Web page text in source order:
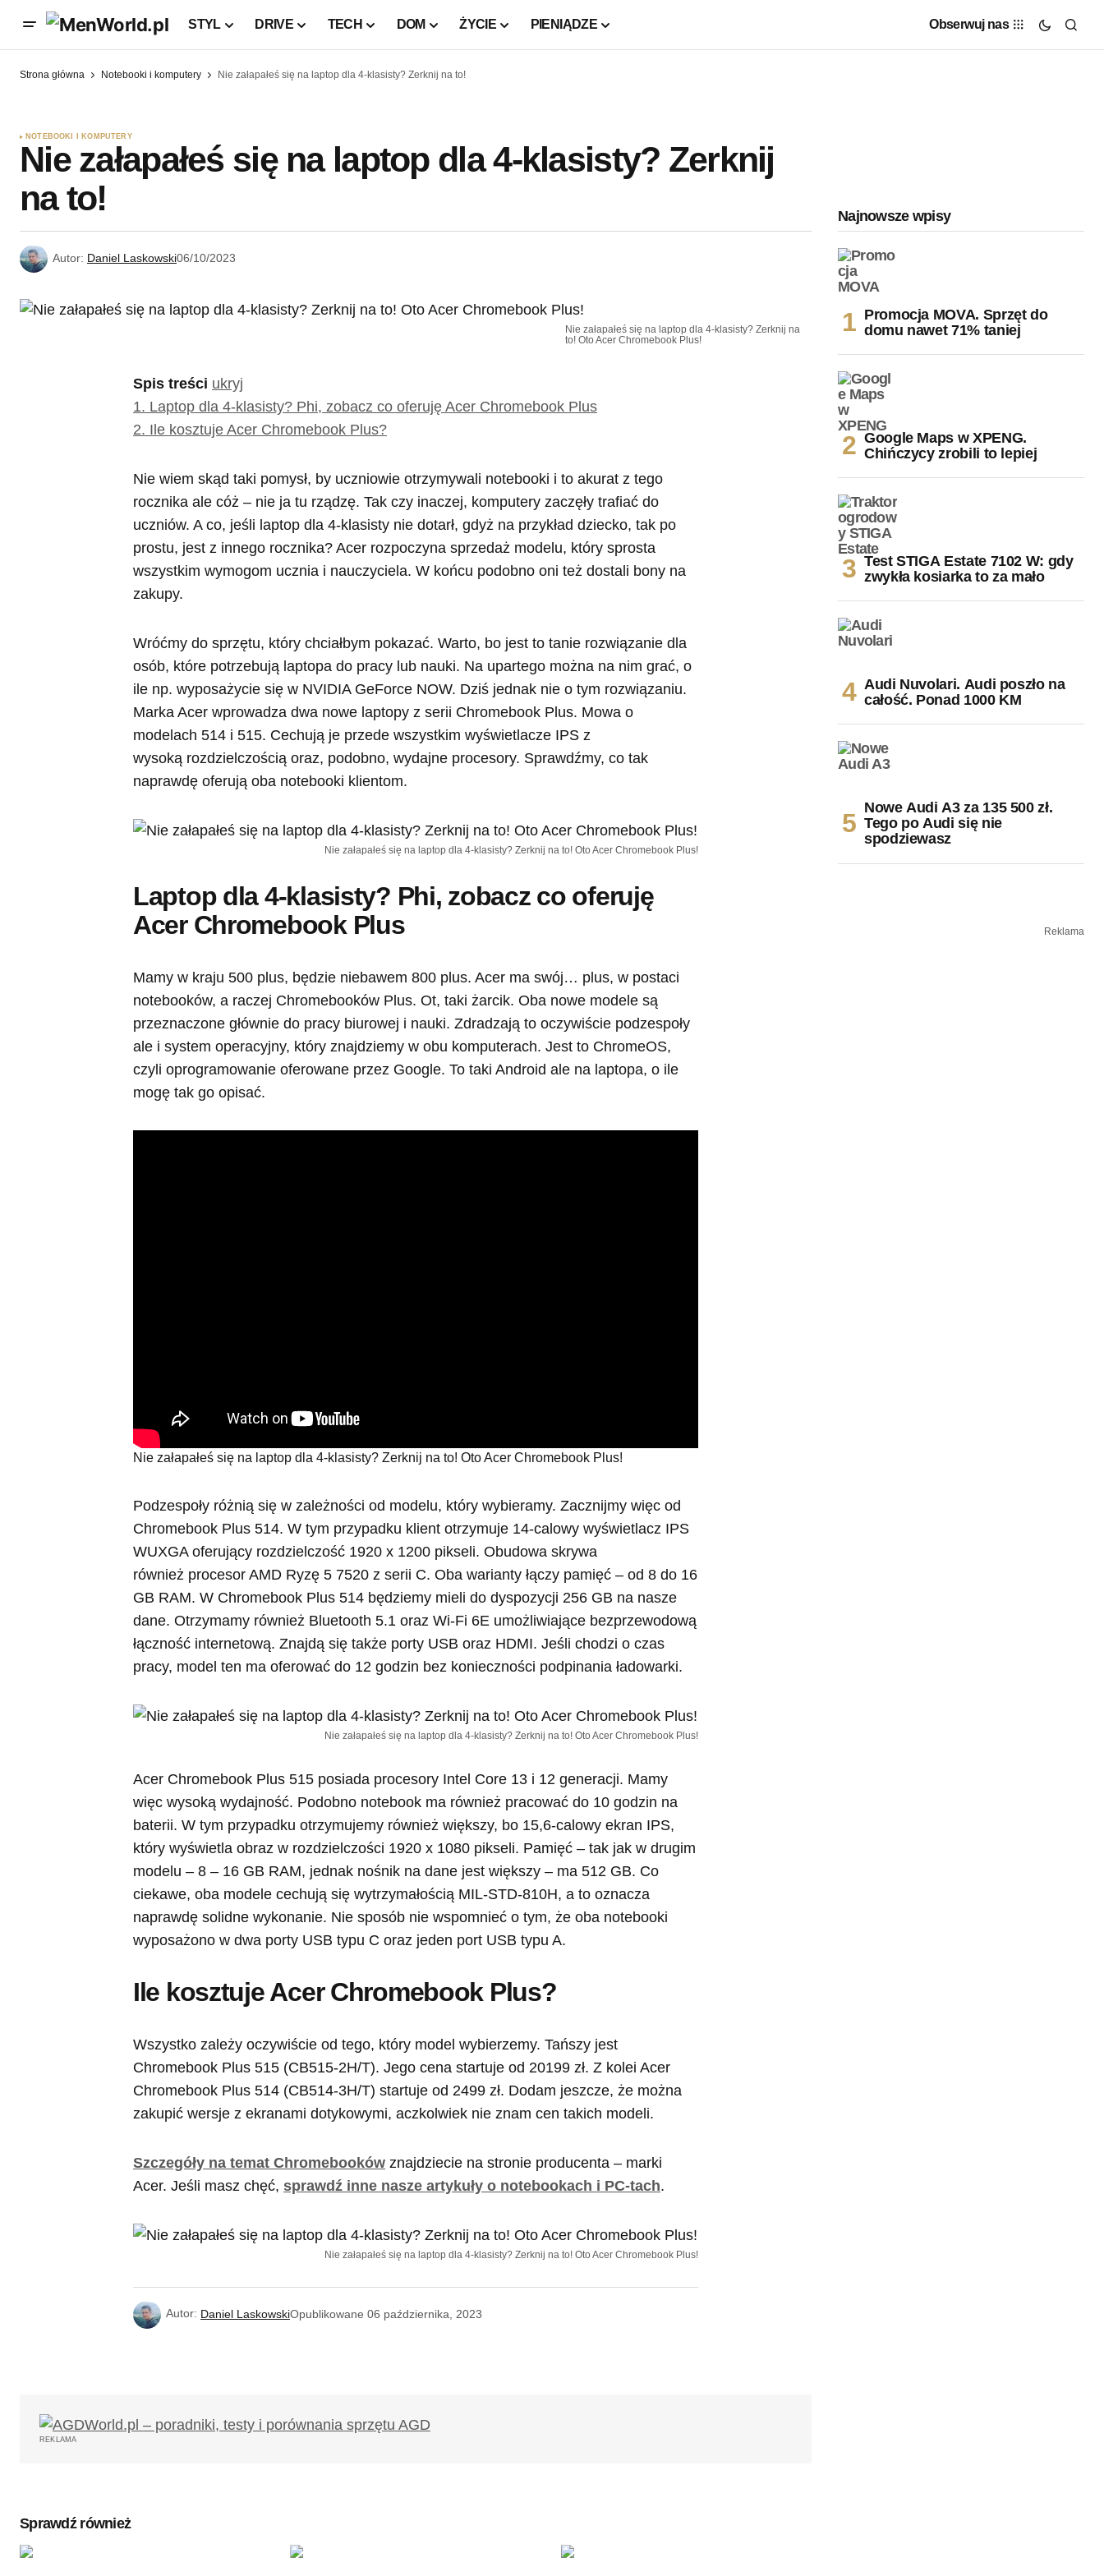
STYL DRIVE TECH DOM ŻYCIE PIENIĄDZE Obserwuj nas
Strona główna Notebooki i komputery Nie załapałeś się na laptop dla 4-klasisty? Zerknij na to!
NOTEBOOKI I KOMPUTERY
Nie załapałeś się na laptop dla 4-klasisty? Zerknij
na to!
Autor: Daniel Laskowski06/10/2023
Nie załapałeś się na laptop dla 4-klasisty? Zerknij na
to! Oto Acer Chromebook Plus!
Spis treści ukryj
1. Laptop dla 4-klasisty? Phi, zobacz co oferuję Acer Chromebook Plus
2. Ile kosztuje Acer Chromebook Plus?
Nie wiem skąd taki pomysł, by uczniowie otrzymywali notebooki i to akurat z tego
rocznika ale cóż – nie ja tu rządzę. Tak czy inaczej, komputery zaczęły trafiać do
uczniów. A co, jeśli laptop dla 4-klasisty nie dotarł, gdyż na przykład dziecko, tak po
prostu, jest z innego rocznika? Acer rozpoczyna sprzedaż modelu, który sprosta
wszystkim wymogom ucznia i nauczyciela. W końcu podobno oni też dostali bony na
zakupy.
Wróćmy do sprzętu, który chciałbym pokazać. Warto, bo jest to tanie rozwiązanie dla
osób, które potrzebują laptopa do pracy lub nauki. Na upartego można na nim grać, o
ile np. wyposażycie się w NVIDIA GeForce NOW. Dziś jednak nie o tym rozwiązaniu.
Marka Acer wprowadza dwa nowe laptopy z serii Chromebook Plus. Mowa o
modelach 514 i 515. Cechują je przede wszystkim wyświetlacze IPS z
wysoką rozdzielczością oraz, podobno, wydajne procesory. Sprawdźmy, co tak
naprawdę oferują oba notebooki klientom.
Nie załapałeś się na laptop dla 4-klasisty? Zerknij na to! Oto Acer Chromebook Plus!
Laptop dla 4-klasisty? Phi, zobacz co oferuję
Acer Chromebook Plus
Mamy w kraju 500 plus, będzie niebawem 800 plus. Acer ma swój… plus, w postaci
notebooków, a raczej Chromebooków Plus. Ot, taki żarcik. Oba nowe modele są
przeznaczone głównie do pracy biurowej i nauki. Zdradzają to oczywiście podzespoły
ale i system operacyjny, który znajdziemy w obu komputerach. Jest to ChromeOS,
czyli oprogramowanie oferowane przez Google. To taki Android ale na laptopa, o ile
mogę tak go opisać.
Nie załapałeś się na laptop dla 4-klasisty? Zerknij na to! Oto Acer Chromebook Plus!
Podzespoły różnią się w zależności od modelu, który wybieramy. Zacznijmy więc od
Chromebook Plus 514. W tym przypadku klient otrzymuje 14-calowy wyświetlacz IPS
WUXGA oferujący rozdzielczość 1920 x 1200 pikseli. Obudowa skrywa
również procesor AMD Ryzę 5 7520 z serii C. Oba warianty łączy pamięć – od 8 do 16
GB RAM. W Chromebook Plus 514 będziemy mieli do dyspozycji 256 GB na nasze
dane. Otrzymamy również Bluetooth 5.1 oraz Wi-Fi 6E umożliwiające bezprzewodową
łączność internetową. Znajdą się także porty USB oraz HDMI. Jeśli chodzi o czas
pracy, model ten ma oferować do 12 godzin bez konieczności podpinania ładowarki.
Nie załapałeś się na laptop dla 4-klasisty? Zerknij na to! Oto Acer Chromebook Plus!
Acer Chromebook Plus 515 posiada procesory Intel Core 13 i 12 generacji. Mamy
więc wysoką wydajność. Podobno notebook ma również pracować do 10 godzin na
baterii. W tym przypadku otrzymujemy również większy, bo 15,6-calowy ekran IPS,
który wyświetla obraz w rozdzielczości 1920 x 1080 pikseli. Pamięć – tak jak w drugim
modelu – 8 – 16 GB RAM, jednak nośnik na dane jest większy – ma 512 GB. Co
ciekawe, oba modele cechują się wytrzymałością MIL-STD-810H, a to oznacza
naprawdę solidne wykonanie. Nie sposób nie wspomnieć o tym, że oba notebooki
wyposażono w dwa porty USB typu C oraz jeden port USB typu A.
Ile kosztuje Acer Chromebook Plus?
Wszystko zależy oczywiście od tego, który model wybierzemy. Tańszy jest
Chromebook Plus 515 (CB515-2H/T). Jego cena startuje od 20199 zł. Z kolei Acer
Chromebook Plus 514 (CB514-3H/T) startuje od 2499 zł. Dodam jeszcze, że można
zakupić wersje z ekranami dotykowymi, aczkolwiek nie znam cen takich modeli.
Szczegóły na temat Chromebooków znajdziecie na stronie producenta – marki
Acer. Jeśli masz chęć, sprawdź inne nasze artykuły o notebookach i PC-tach.
Nie załapałeś się na laptop dla 4-klasisty? Zerknij na to! Oto Acer Chromebook Plus!
Autor: Daniel LaskowskiOpublikowane 06 października, 2023
REKLAMA
Sprawdź również
Najnowsze wpisy
Promocja MOVA. Sprzęt do
domu nawet 71% taniej
Google Maps w XPENG.
Chińczycy zrobili to lepiej
Test STIGA Estate 7102 W: gdy
zwykła kosiarka to za mało
Audi Nuvolari. Audi poszło na
całość. Ponad 1000 KM
Nowe Audi A3 za 135 500 zł.
Tego po Audi się nie
spodziewasz
Reklama